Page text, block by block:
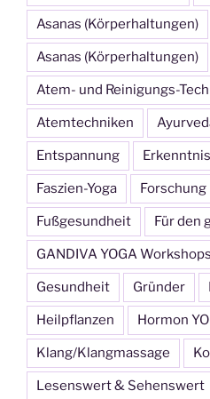
Asanas (Körperhaltungen)
Asanas (Körperhaltungen)
Atem- und Reinigungs-
Atemtechniken
Entspannung Erkenntnis
Faszien-Yoga Forschung
Fußgesundheit Für den
GANDIVA YOGA Workshops
Gesundheit Gründer
Heilpflanzen Hormon
Klang/Klangmassage
Lesenswert & Sehenswert